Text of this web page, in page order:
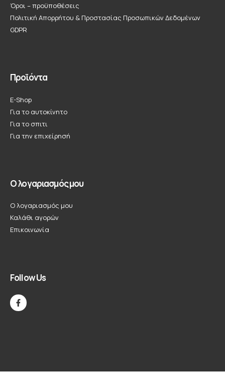
Όροι – προϋποθέσεις
Πολιτική Απορρήτου & Προστασίας Προσωπικών Δεδομένων
GDPR
Προϊόντα
E-Shop
Για το αυτοκίνητο
Για το σπιτι
Για την επιχείρησή
Ο λογαριασμός μου
Ο λογαριασμός μου
Καλάθι αγορών
Επικοινωνία
Follow Us